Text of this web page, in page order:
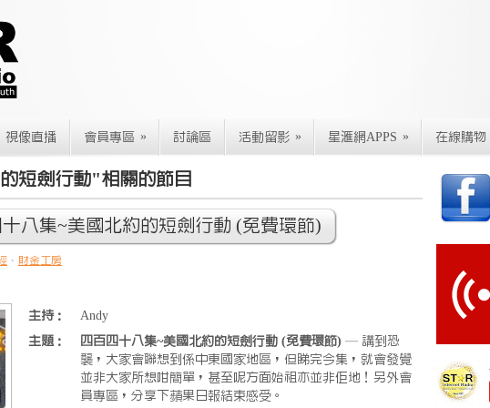
視像直播 會員專區 » 討論區 活動留影 » 星滙網APPS » 在線購物
短劍行動"相關的節目
八集~美國北約的短劍行動 (免費環節)
、 財金工房
主持：
Andy
主題：
四百四十八集~美國北約的短劍行動 (免費環節) — 講到恐
襲，大家會聯想到係中東國家地區，但睇完今集，就會發覺
並非大家所想咁簡單，甚至呢方面始祖亦並非佢地！另外會
員專區，分享下蘋果日報結束感受。